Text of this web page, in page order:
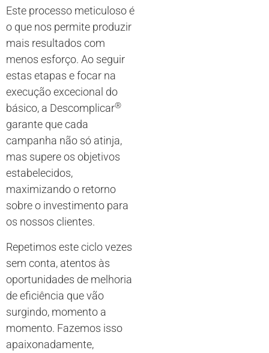
Este processo meticuloso é
o que nos permite produzir
mais resultados com
menos esforço. Ao seguir
estas etapas e focar na
execução excecional do
básico, a Descomplicar®
garante que cada
campanha não só atinja,
mas supere os objetivos
estabelecidos,
maximizando o retorno
sobre o investimento para
os nossos clientes.
Repetimos este ciclo vezes
sem conta, atentos às
oportunidades de melhoria
de eficiência que vão
surgindo, momento a
momento. Fazemos isso
apaixonadamente,